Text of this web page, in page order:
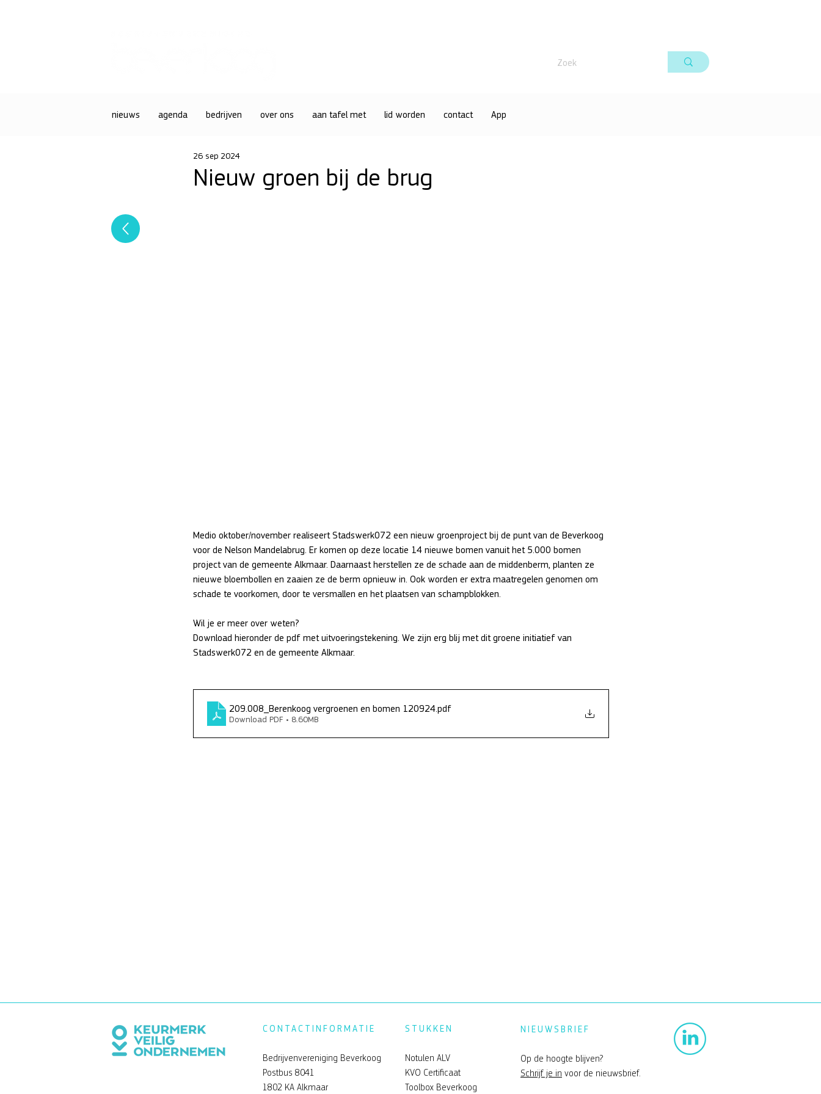
nieuws agenda bedrijven over ons aan tafel met lid worden contact App
Nieuw groen bij de brug
26 sep 2024
Medio oktober/november realiseert Stadswerk072 een nieuw groenproject bij de punt van de Beverkoog
voor de Nelson Mandelabrug. Er komen op deze locatie 14 nieuwe bomen vanuit het 5.000 bomen
project van de gemeente Alkmaar. Daarnaast herstellen ze de schade aan de middenberm, planten ze
nieuwe bloembollen en zaaien ze de berm opnieuw in. Ook worden er extra maatregelen genomen om
schade te voorkomen, door te versmallen en het plaatsen van schampblokken.
Wil je er meer over weten?
Download hieronder de pdf met uitvoeringstekening. We zijn erg blij met dit groene initiatief van
Stadswerk072 en de gemeente Alkmaar.
209.008_Berenkoog vergroenen en bomen 120924.pdf
Download PDF • 8.60MB
CONTACTINFORMATIE
Bedrijvenvereniging Beverkoog
Postbus 8041
1802 KA Alkmaar
STUKKEN
Notulen ALV
KVO Certificaat
Toolbox Beverkoog
NIEUWSBRIEF
Op de hoogte blijven?
Schrijf je in voor de nieuwsbrief.